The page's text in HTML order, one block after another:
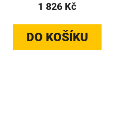
1 826 Kč
DO KOŠÍKU